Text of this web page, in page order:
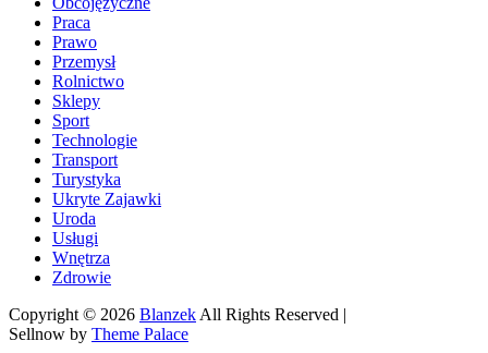
Praca
Prawo
Przemysł
Rolnictwo
Sklepy
Sport
Technologie
Transport
Turystyka
Ukryte Zajawki
Uroda
Usługi
Wnętrza
Zdrowie
Copyright © 2026 Blanzek All Rights Reserved |
Sellnow by Theme Palace